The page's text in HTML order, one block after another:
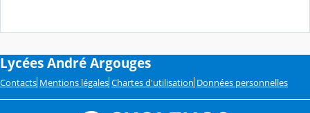
Lycées André Argouges
Contacts Mentions légales Chartes d'utilisation Données personnelles